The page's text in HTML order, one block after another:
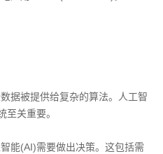
据被提供给复杂的算法。人工智
至关重要。
能(AI)需要做出决策。这包括需